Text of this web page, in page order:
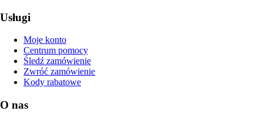
Usługi
Moje konto
Centrum pomocy
Śledź zamówienie
Zwróć zamówienie
Kody rabatowe
O nas